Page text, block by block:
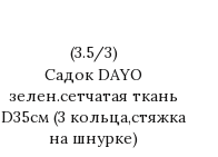
(3.5/3)
Садок DAYO
зелен.сетчатая ткань
D35см (3 кольца,стяжка
на шнурке)